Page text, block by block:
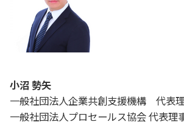
小沼 勢矢
一般社団法人企業共創支援機構 代表
一般社団法人プロセールス協会 代表理